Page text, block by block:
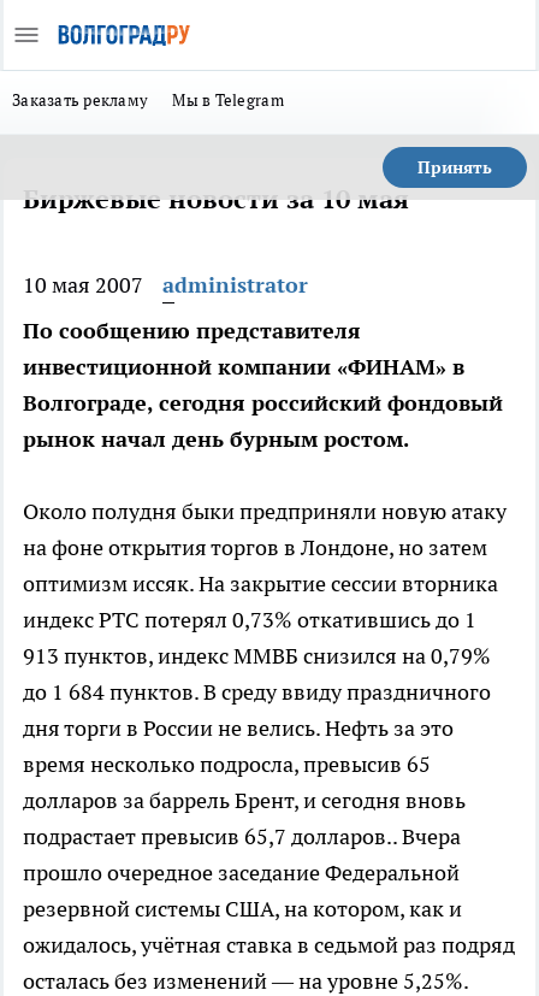
Заказать рекламу Мы в Telegram
Принять
Биржевые новости за 10 мая
10 мая 2007
administrator
По сообщению представителя
инвестиционной компании «ФИНАМ» в
Волгограде, сегодня российский фондовый
рынок начал день бурным ростом.
Около полудня быки предприняли новую атаку
на фоне открытия торгов в Лондоне, но затем
оптимизм иссяк. На закрытие сессии вторника
индекс РТС потерял 0,73% откатившись до 1
913 пунктов, индекс ММВБ снизился на 0,79%
до 1 684 пунктов. В среду ввиду праздничного
дня торги в России не велись. Нефть за это
время несколько подросла, превысив 65
долларов за баррель Брент, и сегодня вновь
подрастает превысив 65,7 долларов.. Вчера
прошло очередное заседание Федеральной
резервной системы США, на котором, как и
ожидалось, учётная ставка в седьмой раз подряд
осталась без изменений — на уровне 5,25%.